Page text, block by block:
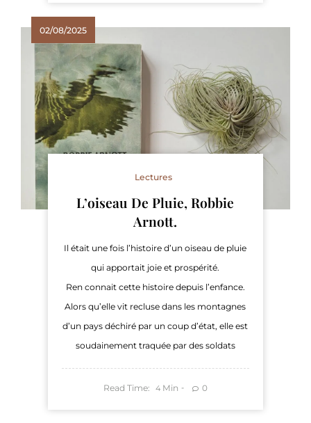
02/08/2025
Lectures
L’oiseau De Pluie, Robbie
Arnott.
Il était une fois l’histoire d’un oiseau de pluie
qui apportait joie et prospérité.
Ren connait cette histoire depuis l’enfance.
Alors qu’elle vit recluse dans les montagnes
d’un pays déchiré par un coup d’état, elle est
soudainement traquée par des soldats
Read Time: 4 Min 0